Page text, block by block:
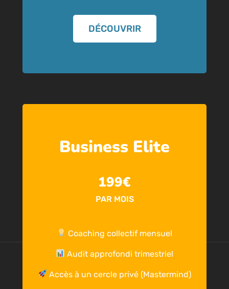
DÉCOUVRIR
Business Elite
199€
PAR MOIS
Coaching collectif mensuel
Audit approfondi trimestriel
Accès à un cercle privé (Mastermind)